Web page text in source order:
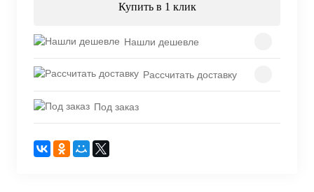
Купить в 1 клик
Нашли дешевле
Рассчитать доставку
Под заказ